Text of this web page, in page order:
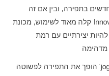
בתפירה, ובין אם זה
קלה מאוד לשימוש, מכונת
יצירתיים עם רמת
מדהימה
' הופך את התפירה לפשוטה